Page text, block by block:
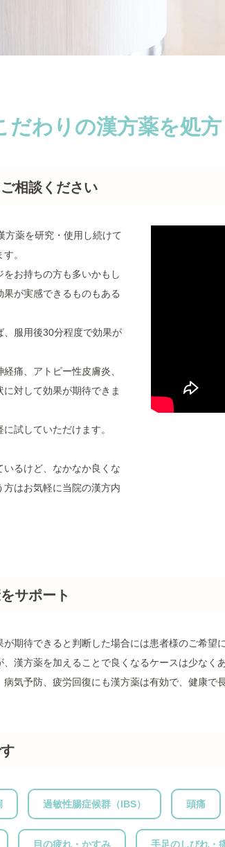
だわりの漢方薬を処
相談ください
方薬を研究・使用し続けて
。
お持ちの方も多いかもし
が実感できるものもある
服用後30分程度で効果が
痛、アトピー性皮膚炎、
対して効果が期待できま
試していただけます。
るけど、なかなか良くな
はお気軽に当院の漢方内
サポート
期待できると判断した場合には患者様のご希望
漢方薬を加えることで良くなるケースは少なくあ
気予防、疲労回復にも漢方薬は有効で、健康で
過敏性腸症候群（IBS） 頭痛
目の疲れ・かすみ 手足のしびれ・